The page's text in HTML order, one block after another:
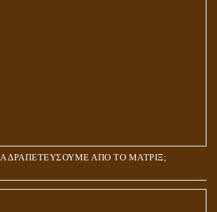
ΔΡΑΠΕΤΕΥΣΟΥΜΕ ΑΠΟ ΤΟ ΜΑΤΡΙΞ;